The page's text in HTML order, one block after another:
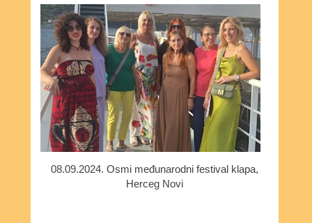
08.09.2024. Osmi međunarodni festival klapa,
Herceg Novi